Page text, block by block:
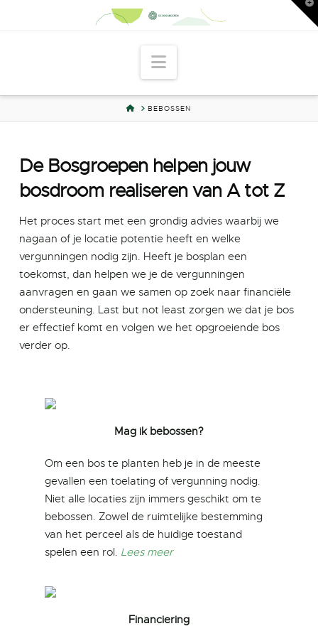
Navigation
HOMEBEBOSSEN
De Bosgroepen helpen jouw
bosdroom realiseren van A tot Z
Het proces start met een grondig advies waarbij we
nagaan of je locatie potentie heeft en welke
vergunningen nodig zijn. Heeft je bosplan een
toekomst, dan helpen we je de vergunningen
aanvragen en gaan we samen op zoek naar financiële
ondersteuning. Last but not least zorgen we dat je bos
er effectief komt en volgen we het opgroeiende bos
verder op.
Mag ik bebossen?
Om een bos te planten heb je in de meeste
gevallen een toelating of vergunning nodig.
Niet alle locaties zijn immers geschikt om te
bebossen. Zowel de ruimtelijke bestemming
van het perceel als de huidige toestand
spelen een rol. Lees meer
Financiering